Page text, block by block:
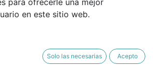
€ IVA Incluido
COMPRAR AHORA
en este sitio web.
Solo las necesarias Acepto